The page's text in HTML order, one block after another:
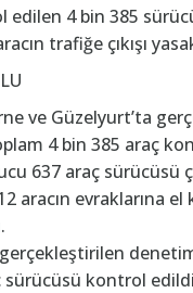
edilen 4 bin 385
trafiğe çıkışı
ve Güzelyurt’ta
4 bin 385 araç
637 araç sürücüsü
aracın evraklarına
gerçekleştirilen
sürücüsü kontrol